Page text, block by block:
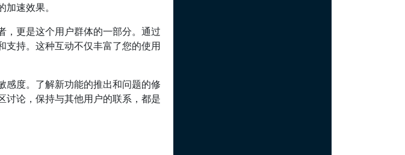
速效果。
，更是这个用户群体的一部分。通过
支持。这种互动不仅丰富了您的使用
感度。了解新功能的推出和问题的修
讨论，保持与其他用户的联系，都是